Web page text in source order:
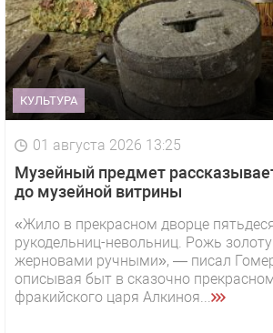
КУЛЬТУРА
01 августа 2026 13:25
Музейный предмет
до музейной витрины
«Жило в прекрасном дворце
рукодельниц-невольниц. Рожь
жерновами ручными», — писал
описывая быт в сказочно
фракийского царя Алкиноя...